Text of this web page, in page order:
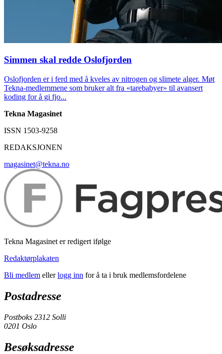
Simmen skal redde Oslofjorden
Oslofjorden er i ferd med å kveles av nitrogen og slimete alger. Møt
Tekna-medlemmene som bruker alt fra «tarebabyer» til avansert
koding for å gi fjo...
Tekna Magasinet
ISSN 1503-9258
REDAKSJONEN
magasinet@tekna.no
Tekna Magasinet er redigert ifølge
Redaktørplakaten
Bli medlem ellerlogg inn for å ta i bruk medlemsfordelene
Postadresse
Postboks 2312 Solli
0201 Oslo
Besøksadresse